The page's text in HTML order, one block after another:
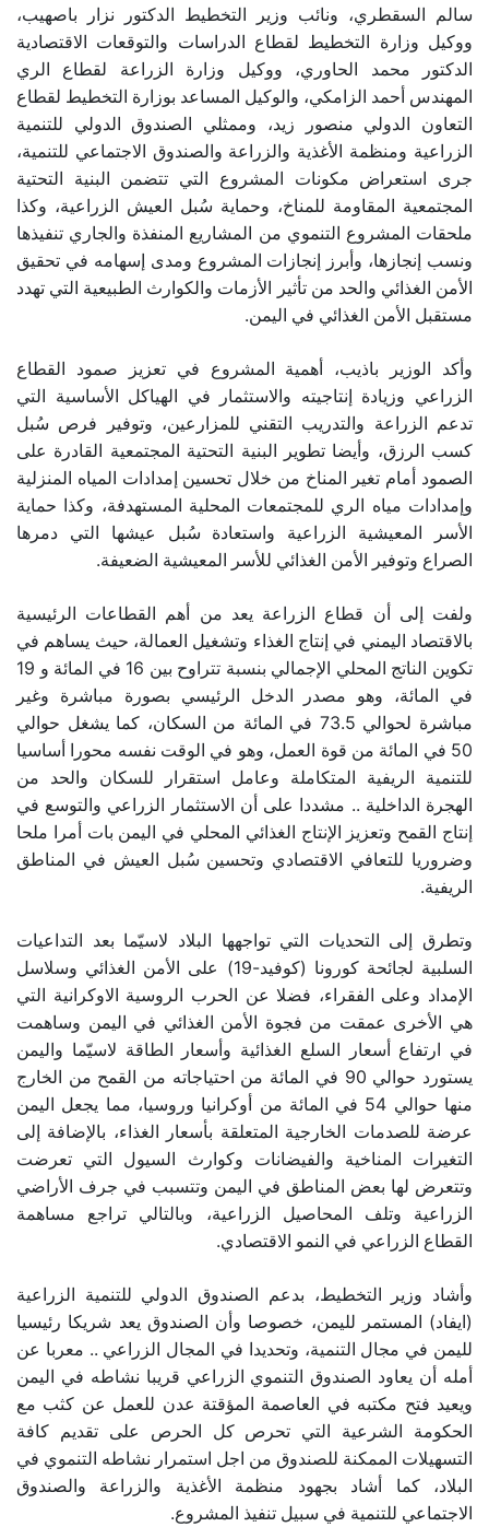
سالم السقطري، ونائب وزير التخطيط الدكتور نزار باصهيب،
ووكيل وزارة التخطيط لقطاع الدراسات والتوقعات الاقتصادية
الدكتور محمد الحاوري، ووكيل وزارة الزراعة لقطاع الري
المهندس أحمد الزامكي، والوكيل المساعد بوزارة التخطيط لقطاع
التعاون الدولي منصور زيد، وممثلي الصندوق الدولي للتنمية
الزراعية ومنظمة الأغذية والزراعة والصندوق الاجتماعي للتنمية،
جرى استعراض مكونات المشروع التي تتضمن البنية التحتية
المجتمعية المقاومة للمناخ، وحماية سُبل العيش الزراعية، وكذا
ملحقات المشروع التنموي من المشاريع المنفذة والجاري تنفيذها
ونسب إنجازها، وأبرز إنجازات المشروع ومدى إسهامه في تحقيق
الأمن الغذائي والحد من تأثير الأزمات والكوارث الطبيعية التي تهدد
مستقبل الأمن الغذائي في اليمن.
وأكد الوزير باذيب، أهمية المشروع في تعزيز صمود القطاع
الزراعي وزيادة إنتاجيته والاستثمار في الهياكل الأساسية التي
تدعم الزراعة والتدريب التقني للمزارعين، وتوفير فرص سُبل
كسب الرزق، وأيضا تطوير البنية التحتية المجتمعية القادرة على
الصمود أمام تغير المناخ من خلال تحسين إمدادات المياه المنزلية
وإمدادات مياه الري للمجتمعات المحلية المستهدفة، وكذا حماية
الأسر المعيشية الزراعية واستعادة سُبل عيشها التي دمرها
الصراع وتوفير الأمن الغذائي للأسر المعيشية الضعيفة.
ولفت إلى أن قطاع الزراعة يعد من أهم القطاعات الرئيسية
بالاقتصاد اليمني في إنتاج الغذاء وتشغيل العمالة، حيث يساهم في
تكوين الناتج المحلي الإجمالي بنسبة تتراوح بين 16 في المائة و 19
في المائة، وهو مصدر الدخل الرئيسي بصورة مباشرة وغير
مباشرة لحوالي 73.5 في المائة من السكان، كما يشغل حوالي
50 في المائة من قوة العمل، وهو في الوقت نفسه محورا أساسيا
للتنمية الريفية المتكاملة وعامل استقرار للسكان والحد من
الهجرة الداخلية .. مشددا على أن الاستثمار الزراعي والتوسع في
إنتاج القمح وتعزيز الإنتاج الغذائي المحلي في اليمن بات أمرا ملحا
وضروريا للتعافي الاقتصادي وتحسين سُبل العيش في المناطق
الريفية.
وتطرق إلى التحديات التي تواجهها البلاد لاسيّما بعد التداعيات
السلبية لجائحة كورونا (كوفيد-19) على الأمن الغذائي وسلاسل
الإمداد وعلى الفقراء، فضلا عن الحرب الروسية الاوكرانية التي
هي الأخرى عمقت من فجوة الأمن الغذائي في اليمن وساهمت
في ارتفاع أسعار السلع الغذائية وأسعار الطاقة لاسيّما واليمن
يستورد حوالي 90 في المائة من احتياجاته من القمح من الخارج
منها حوالي 54 في المائة من أوكرانيا وروسيا، مما يجعل اليمن
عرضة للصدمات الخارجية المتعلقة بأسعار الغذاء، بالإضافة إلى
التغيرات المناخية والفيضانات وكوارث السيول التي تعرضت
وتتعرض لها بعض المناطق في اليمن وتتسبب في جرف الأراضي
الزراعية وتلف المحاصيل الزراعية، وبالتالي تراجع مساهمة
القطاع الزراعي في النمو الاقتصادي.
وأشاد وزير التخطيط، بدعم الصندوق الدولي للتنمية الزراعية
(ايفاد) المستمر لليمن، خصوصا وأن الصندوق يعد شريكا رئيسيا
لليمن في مجال التنمية، وتحديدا في المجال الزراعي .. معربا عن
أمله أن يعاود الصندوق التنموي الزراعي قريبا نشاطه في اليمن
ويعيد فتح مكتبه في العاصمة المؤقتة عدن للعمل عن كثب مع
الحكومة الشرعية التي تحرص كل الحرص على تقديم كافة
التسهيلات الممكنة للصندوق من اجل استمرار نشاطه التنموي في
البلاد، كما أشاد بجهود منظمة الأغذية والزراعة والصندوق
الاجتماعي للتنمية في سبيل تنفيذ المشروع.